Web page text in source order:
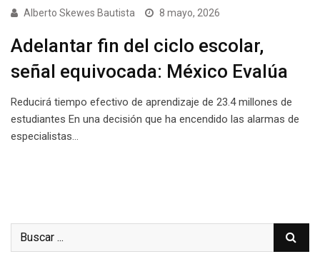
Alberto Skewes Bautista 8 mayo, 2026
Adelantar fin del ciclo escolar,
señal equivocada: México Evalúa
Reducirá tiempo efectivo de aprendizaje de 23.4 millones de
estudiantes En una decisión que ha encendido las alarmas de
especialistas…